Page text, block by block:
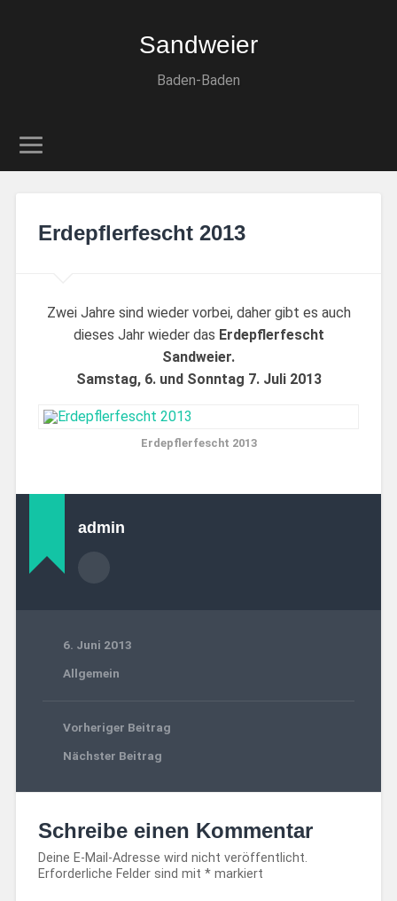
Sandweier
Baden-Baden
Erdepflerfescht 2013
Zwei Jahre sind wieder vorbei, daher gibt es auch
dieses Jahr wieder das Erdepflerfescht
Sandweier.
Samstag, 6. und Sonntag 7. Juli 2013
Erdepflerfescht 2013
admin
6. Juni 2013
Allgemein
Vorheriger Beitrag
Nächster Beitrag
Schreibe einen Kommentar
Deine E-Mail-Adresse wird nicht veröffentlicht.
Erforderliche Felder sind mit *markiert